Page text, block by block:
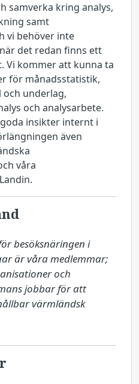
samverka kring analys,
samt
vi behöver inte
det redan finns ett
Vi kommer att kunna ta
för månadsstatistik,
och underlag,
och analysarbete.
insikter internt i
även
våra
besöksnäringen i
är våra medlemmar;
och
jobbar för att
värmländsk